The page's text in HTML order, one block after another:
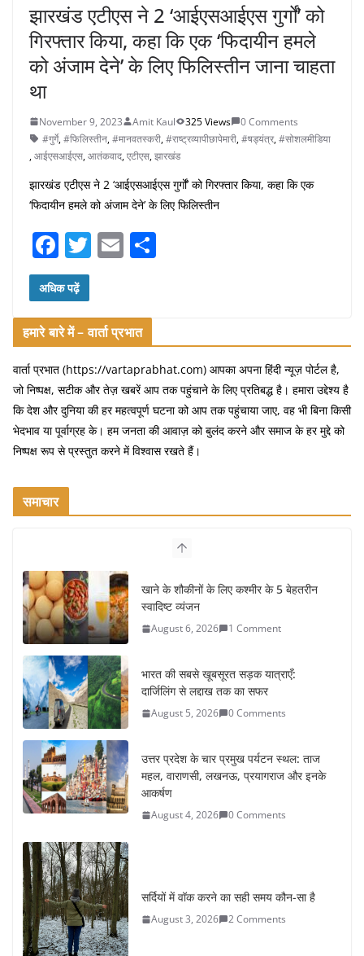
झारखंड एटीएस ने 2 ‘आईएसआईएस गुर्गों’ को
गिरफ्तार किया, कहा कि एक ‘फिदायीन हमले
को अंजाम देने’ के लिए फिलिस्तीन जाना चाहता
था
November 9, 2023 Amit Kaul 325 Views
0 Comments
#गुर्गे,#फिलिस्तीन,#मानवतस्करी,#राष्ट्रव्यापीछापेमारी,#षड्यंत्र,#सोशलमीडिया
,आईएसआईएस,आतंकवाद,एटीएस,झारखंड
झारखंड एटीएस ने 2 ‘आईएसआईएस गुर्गों’ को गिरफ्तार किया, कहा कि एक
‘फिदायीन हमले को अंजाम देने’ के लिए फिलिस्तीन
F
a
c
e
b
o
o
k
T
w
er
E
m
l
अधिक पढ़ें
हमारे बारे में – वार्ता प्रभात
वार्ता प्रभात (https://vartaprabhat.com) आपका अपना हिंदी न्यूज़ पोर्टल है,
जो निष्पक्ष, सटीक और तेज़ खबरें आप तक पहुंचाने के लिए प्रतिबद्ध है। हमारा उद्देश्य है
कि देश और दुनिया की हर महत्वपूर्ण घटना को आप तक पहुंचाया जाए, वह भी बिना किसी
भेदभाव या पूर्वाग्रह के। हम जनता की आवाज़ को बुलंद करने और समाज के हर मुद्दे को
निष्पक्ष रूप से प्रस्तुत करने में विश्वास रखते हैं।
समाचार
भारत की सबसे खूबसूरत सड़क यात्राएँ:
दार्जिलिंग से लद्दाख तक का सफर
August 5, 2026 0 Comments
उत्तर प्रदेश के चार प्रमुख पर्यटन स्थल: ताज
महल, वाराणसी, लखनऊ, प्रयागराज और इनके
आकर्षण
सर्दियों में वॉक करने का सही समय कौन-सा है
ऑफबीट समर डेस्टिनेशन: गर्मियों के लिए 7